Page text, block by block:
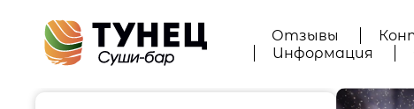
Отзывы
Информация